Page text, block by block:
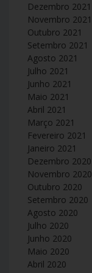
Dezembro 2021
Novembro 2021
Outubro 2021
Setembro 2021
Agosto 2021
Julho 2021
Junho 2021
Maio 2021
Abril 2021
Março 2021
Fevereiro 2021
Janeiro 2021
Dezembro 2020
Novembro 2020
Outubro 2020
Setembro 2020
Agosto 2020
Julho 2020
Junho 2020
Maio 2020
Abril 2020